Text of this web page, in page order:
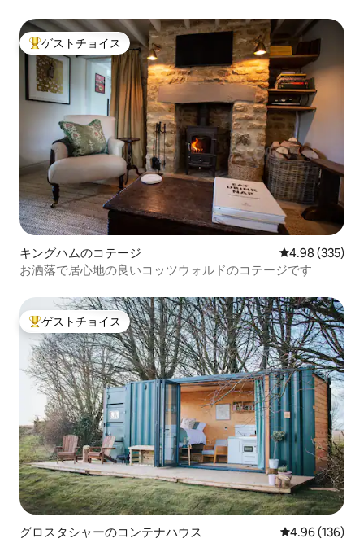
大好評のゲストチョイスです。
ゲストチョイス
キングハムのコテージ レビュー335
4.98 (335)
お洒落で居心地の良いコッツウォルドのコテージです
大好評のゲストチョイスです。
ゲストチョイス
グロスタシャーのコンテナハウス レビュー136
4.96 (136)